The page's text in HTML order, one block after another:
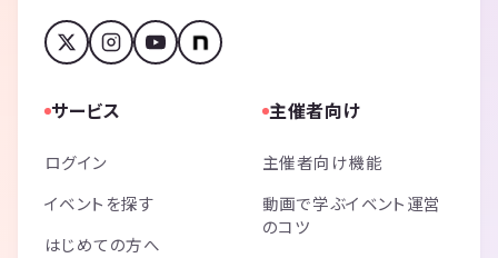
サービス
ログイン
イベントを探す
はじめての方へ
主催者向け
主催者向け機能
動画で学ぶイベント運営
のコツ